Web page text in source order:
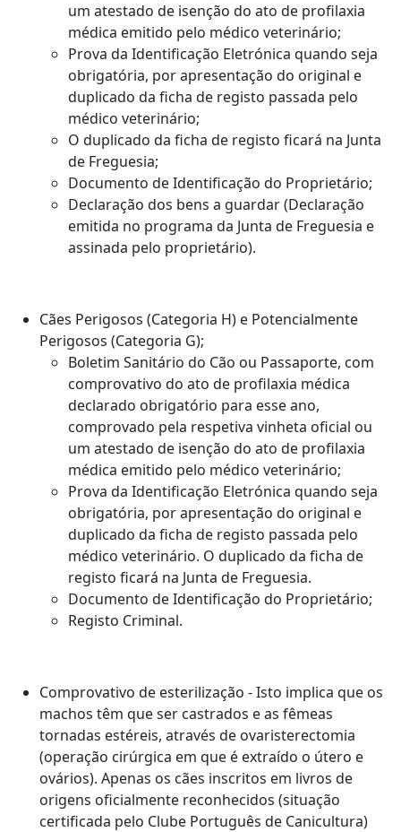
um atestado de isenção do ato de profilaxia
médica emitido pelo médico veterinário;
Prova da Identificação Eletrónica quando seja
obrigatória, por apresentação do original e
duplicado da ficha de registo passada pelo
médico veterinário;
O duplicado da ficha de registo ficará na Junta
de Freguesia;
Documento de Identificação do Proprietário;
Declaração dos bens a guardar (Declaração
emitida no programa da Junta de Freguesia e
assinada pelo proprietário).
Cães Perigosos (Categoria H) e Potencialmente
Perigosos (Categoria G);
Boletim Sanitário do Cão ou Passaporte, com
comprovativo do ato de profilaxia médica
declarado obrigatório para esse ano,
comprovado pela respetiva vinheta oficial ou
um atestado de isenção do ato de profilaxia
médica emitido pelo médico veterinário;
Prova da Identificação Eletrónica quando seja
obrigatória, por apresentação do original e
duplicado da ficha de registo passada pelo
médico veterinário. O duplicado da ficha de
registo ficará na Junta de Freguesia.
Documento de Identificação do Proprietário;
Registo Criminal.
Comprovativo de esterilização - Isto implica que os
machos têm que ser castrados e as fêmeas
tornadas estéreis, através de ovaristerectomia
(operação cirúrgica em que é extraído o útero e
ovários). Apenas os cães inscritos em livros de
origens oficialmente reconhecidos (situação
certificada pelo Clube Português de Canicultura)